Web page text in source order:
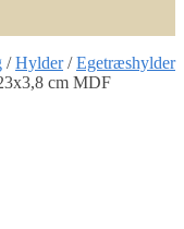
/Hylder/Egetræshylder
cm MDF